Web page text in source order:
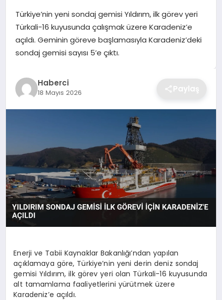
SAĞLIK
SPOR
YAŞAM
Türkiye’nin yeni sondaj gemisi Yıldırım, ilk görev yeri
Türkali-16 kuyusunda çalışmak üzere Karadeniz’e
açıldı. Geminin göreve başlamasıyla Karadeniz’deki
sondaj gemisi sayısı 5’e çıktı.
Haberci
18 Mayıs 2026 Paylaş
Enerji ve Tabii Kaynaklar Bakanlığı’ndan yapılan
açıklamaya göre, Türkiye’nin yeni derin deniz sondaj
gemisi Yıldırım, ilk görev yeri olan Türkali-16 kuyusunda
alt tamamlama faaliyetlerini yürütmek üzere
Karadeniz’e açıldı.